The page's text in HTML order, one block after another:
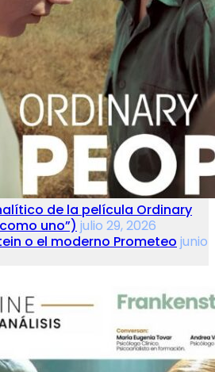
de la película Ordinary
uno”) julio 29, 2026
o el moderno Prometeo junio